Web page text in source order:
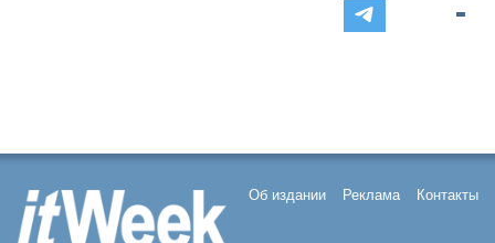
Об издании Реклама Контакты